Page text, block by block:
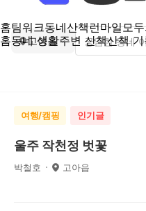
홈팀워크동네산책런마일모
홈동네 생활주변 산책산책 기
고아읍
여행/캠핑 인기글
울주 작천정 벗꽃
박철호 고아읍